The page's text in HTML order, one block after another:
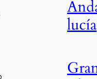
lucía